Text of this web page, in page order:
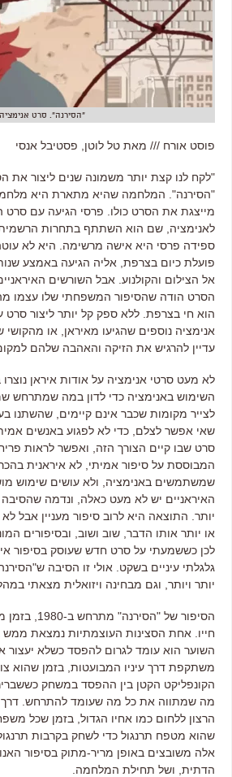
"הסירנה". סרט
פוסט אורח /// מאת טל לוטן, פסטיבל אנסי
"לקח לנו קצת יותר משמונה שנים ליצור
"הסירנה". המלחמה שהיא מתארת היא
מייצגת את הסרט כולו. פרסי הגיעה עם סרט
לאנימציה, שם הוא השתתף בתחרות הרשמית,
ספידה פרסי היא אישה מרשימה. היא לא
פועלת כיום בצרפת, אליה הגיעה באמצע
אל הצילום והקולנוע. אבל השורשים
הסרט הודה שהסיפור המשפחתי שלו עצמו
הוא חי בצרפת. ללא ספק קל יותר ליצור סרט
אנימציה נוספים שהגיעו מאיראן, או
עדיין להרגיש את הזיקה והאהבה שלהם
לא מעט סרטי אנימציה על אודות איראן
השימוש באנימציה כדי לדון במה
לצייר מקומות שכבר אינם קיימים, שהשתנו
שאי אפשר לצלם, כדי לא לפגוע באנשים
סרט שבו קיים הצורך הזה, ואפשר לראות
המבוססת על סיפור אמיתי, לא איראנית
שמשתמשים באנימציה, ולא עושים שימוש
האיראניים יש לא מעט כאלה, ונדמה
יותר. התוצאה היא לרוב סיפור מעניין אבל
או יותר אותו הדבר, שוב ושוב, ובסיפורים
לכן כששמעתי על סרט חדש שעוסק בסיפור
גלגלתי עיניים בשקט. אולי זו הסיבה
יותר ויותר, וגם מבחינה ויזואלית מצאתי
חייו. אחת הסצינות העוצמתיות נמצאת
השוער הוא עומד לגרום להפסד כשלא יעצור
משתקפת דרך עיניו המבועטות, בזמן
הקונפליקט הקטן בין ההפסד במשחק
מה שמתווה את כל מה שעומד להתרחש. דרך
הרצון ללחום כמו אחיו הגדול, בזמן שכל
שהוא מטפח תרנגול כדי לשחק בקרבות
אלה משובצים באופן מריר-מתוק בסיפור
הדתית, ושל תחילת המלחמה.